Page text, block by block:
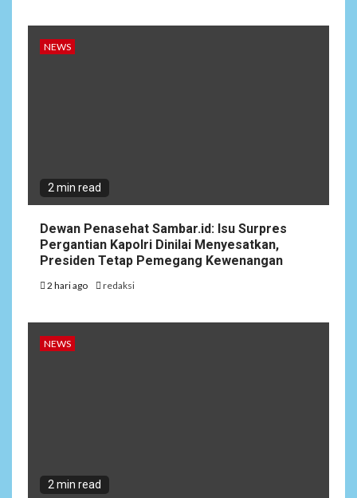
NEWS
2 min read
Dewan Penasehat Sambar.id: Isu Surpres
Pergantian Kapolri Dinilai Menyesatkan,
Presiden Tetap Pemegang Kewenangan
2 hari ago redaksi
NEWS
2 min read